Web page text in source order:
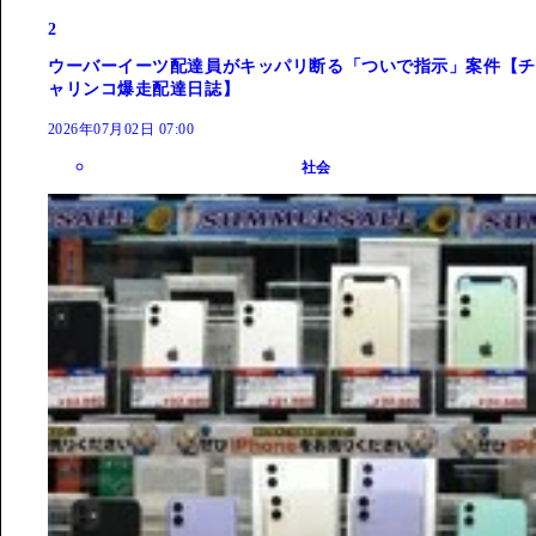
2
ウーバーイーツ配達員がキッパリ断る「ついで指示」案件【チ
ャリンコ爆走配達日誌】
2026年07月02日 07:00
社会